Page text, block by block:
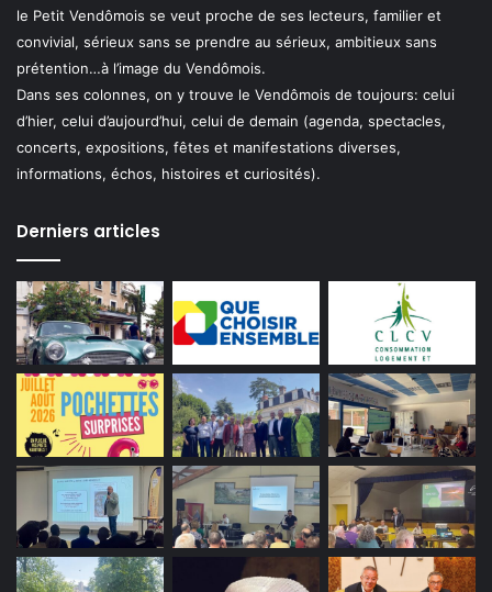
le Petit Vendômois se veut proche de ses lecteurs, familier et
convivial, sérieux sans se prendre au sérieux, ambitieux sans
prétention…à l’image du Vendômois.
Dans ses colonnes, on y trouve le Vendômois de toujours: celui
d’hier, celui d’aujourd’hui, celui de demain (agenda, spectacles,
concerts, expositions, fêtes et manifestations diverses,
informations, échos, histoires et curiosités).
Derniers articles